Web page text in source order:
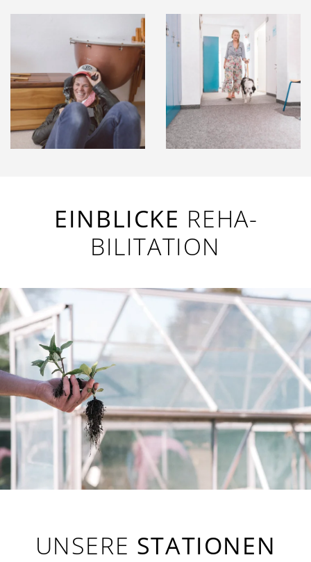
EINBLICKE REHA­
BILITATION
UNSERE STATIONEN